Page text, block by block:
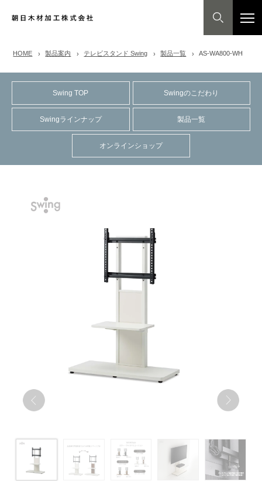
HOME 製品案内 テレビスタンド Swing 製品一覧 AS-WA800-WH
Swing TOP Swingのこだわり
Swingラインナップ 製品一覧
オンラインショップ